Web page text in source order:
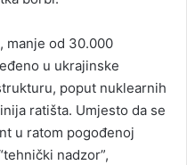
manje od 30.000
u ukrajinske
poput nuklearnih
ratišta. Umjesto da se
u ratom pogođenoj
nadzor”,